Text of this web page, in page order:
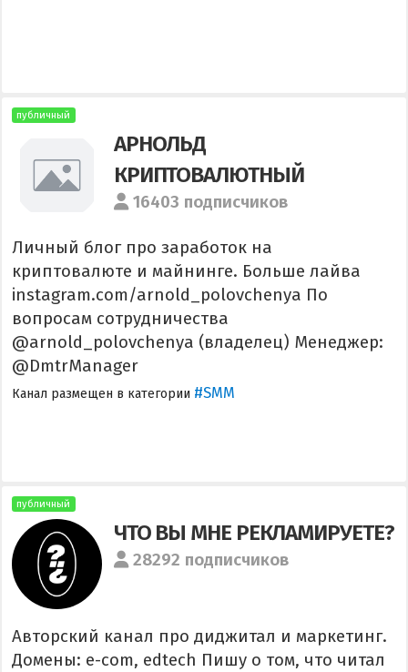
публичный
АРНОЛЬД
КРИПТОВАЛЮТНЫЙ
16403 подписчиков
Личный блог про заработок на
криптовалютe и майнинге. Больше лайва
instagram.com/arnold_polovchenya По
вопросам сотрудничества
@arnold_polovchenya (владелец) Менеджер:
@DmtrManager
Канал размещен в категории #SMM
публичный
ЧТО ВЫ МНЕ РЕКЛАМИРУЕТЕ?
28292 подписчиков
Авторский канал про диджитал и маркетинг.
Домены: e-com, edtech Пишу о том, что читал